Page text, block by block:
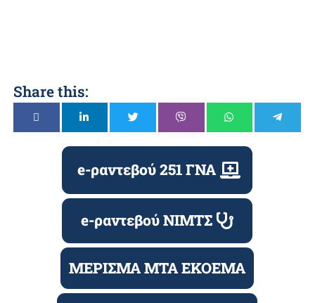
Share this:
e-ραντεβού 251 ΓΝΑ
e-ραντεβού ΝΙΜΤΣ
ΜΕΡΙΣΜΑ ΜΤΑ ΕΚΟΕΜΑ